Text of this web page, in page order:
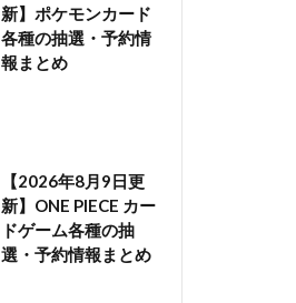
新】ポケモンカード
各種の抽選・予約情
報まとめ
【2026年8月9日更
新】ONE PIECE カー
ドゲーム各種の抽
選・予約情報まとめ